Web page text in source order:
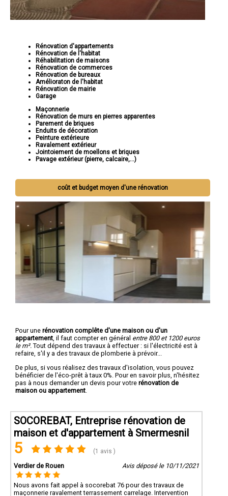
Rénovation d'appartements
Rénovation de l'habitat
Réhabilitation de maisons
Rénovation de commerces
Rénovation de bureaux
Amélioraton de l'habitat
Rénovation de mairie
Garage
Maçonnerie
Rénovation de murs en pierres apparentes
Parement de briques
Enduits de décoration
Peinture extérieure
Ravalement extérieur
Jointoiement de moellons et briques
Pavage extérieur (pierre, calcaire,...)
coût et budget moyen d'une rénovation
Pour une rénovation complête d'une maison ou d'un
appartement , il faut compter en général entre 800 et 1200 euros
le m². Tout dépend des travaux à effectuer : si l'électricité est à
refaire, s'il y a des travaux de plomberie à prévoir...
De plus, si vous réalisez des travaux d'isolation, vous pouvez
bénéficier de l'éco-prêt à taux 0%. Pour en savoir plus, n'hésitez
pas à nous demander un devis pour votre rénovation de
maison ou appartement
SOCOREBAT, Entreprise rénovation de
maison et d'appartement à Smermesnil
5 (1 avis )
Verdier de Rouen Avis déposé le 10/11/2021
Nous avons fait appel à socorebat 76 pour des travaux de
maçonnerie ravalement terrassement carrelage. Intervention